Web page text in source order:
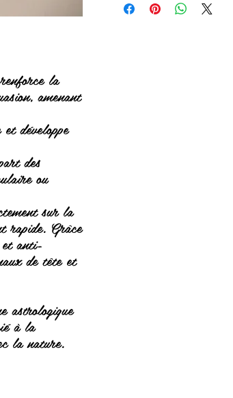
la
amenant
développe
des
ou
sur la
rapide. Grâce
et anti-
de tête et
astrologique
à la
la nature.